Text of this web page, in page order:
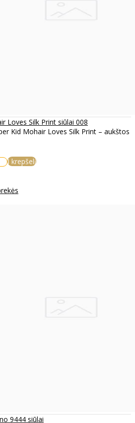
Loves Silk Print siūlai 008
Kid Mohair Loves Silk Print – aukštos
Į krepšelį
9444 siūlai